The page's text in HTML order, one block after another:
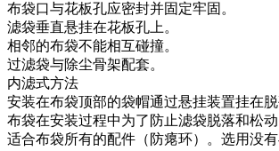
布袋口与花板孔应密封并固定牢固。
滤袋垂直悬挂在花板孔上。
相邻的布袋不能相互碰撞。
过滤袋与除尘骨架配套。
内滤式方法
安装在布袋顶部的袋帽通过悬挂装置挂在
布袋在安装过程中为了防止滤袋脱落和松
适合布袋所有的配件（防瘪环）。选用没